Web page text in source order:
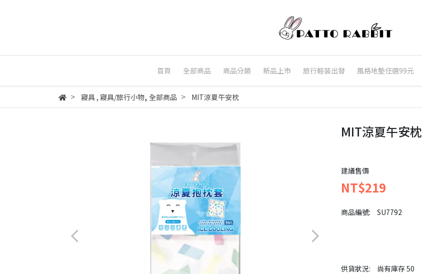
首頁 全部商品 商品分類 新品上市 旅行輕裝出發 風格地墊任選99元
寢具, 寢具/旅行小物, 全部商品 MIT涼夏午安枕
MIT涼夏午安枕
建議售價
NT$219
商品編號: SU7792
供貨狀況: 尚有庫存 50